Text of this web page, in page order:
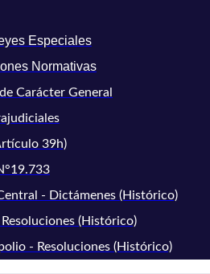
Especiales
Normativas
Carácter General
39h)
- Dictámenes (Histórico)
(Histórico)
- Resoluciones (Histórico)